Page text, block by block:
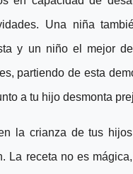
Una niña
y un niño el mejor
partiendo de esta
a tu hijo desmonta
la crianza de tus
La receta no es